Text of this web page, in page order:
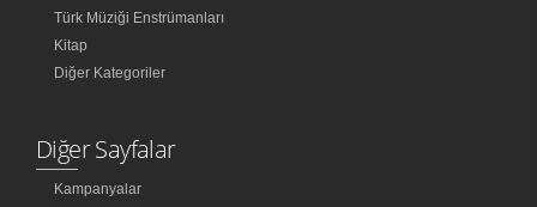
Türk Müziği Enstrümanları
Kitap
Diğer Kategoriler
Diğer Sayfalar
Kampanyalar